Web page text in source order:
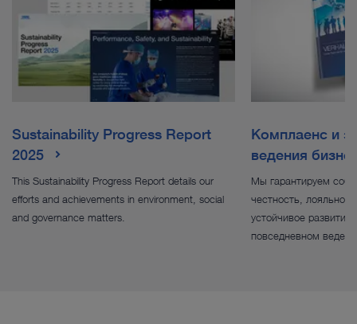
Sustainability Progress Report
2025
This Sustainability Progress Report details our
efforts and achievements in environment, social
and governance matters.
Комплаенс и
ведения
Мы гарантируем
честность,
устойчивое развитие
повседневном